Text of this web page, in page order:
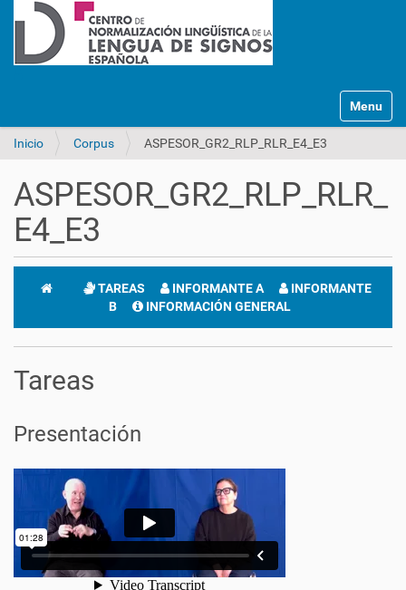
Mostrar/
Inicio Corpus ASPESOR_GR2_RLP_RLR_E4_E3
ASPESOR_GR2_RLP_RLR_
E4_E3
TAREAS INFORMANTE A
INFORMANTE
B
INFORMACIÓN GENERAL
Tareas
Presentación